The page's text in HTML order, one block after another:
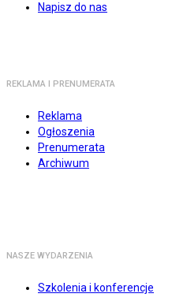
Napisz do nas
REKLAMA I PRENUMERATA
Reklama
Ogłoszenia
Prenumerata
Archiwum
NASZE WYDARZENIA
Szkolenia i konferencje